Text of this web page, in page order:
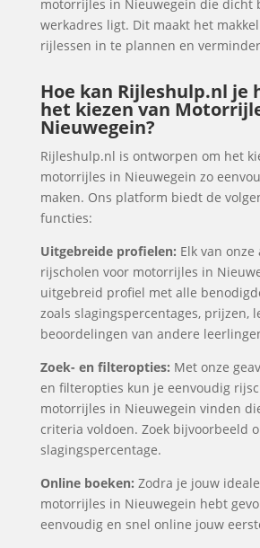
motorrijles in Nieuwegein die dicht
werkadres ligt. Dit maakt het
rijlessen in te plannen en
Hoe kan Rijleshulp.nl je
het kiezen van
Nieuwegein?
Rijleshulp.nl is ontworpen om het
motorrijles in Nieuwegein zo
maken. Ons platform biedt de
functies:
Uitgebreide profielen: Elk van
rijscholen voor motorrijles in
uitgebreid profiel met alle
zoals slagingspercentages, prijzen,
beoordelingen van andere
Zoek- en filteropties: Met onze
en filteropties kun je eenvoudig
motorrijles in Nieuwegein vinden
criteria voldoen. Zoek bijvoorbeeld
slagingspercentage.
Online boeken: Zodra je jouw
motorrijles in Nieuwegein hebt
eenvoudig en snel online jouw